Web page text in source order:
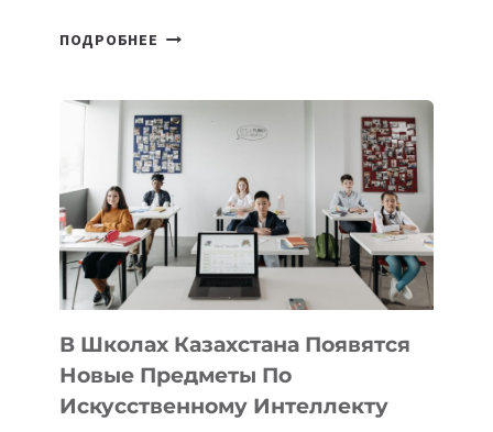
ПОДРОБНЕЕ ОТКРЫТ
DEAL
VELOCITY
BY
MOST
—
МЕЖДУНАРОДНУЮ
ПРОГРАММУ
ДЛЯ
ТЕХНОЛОГИЧЕСКИХ
В Школах Казахстана Появятся
Новые Предметы По
Искусственному Интеллекту